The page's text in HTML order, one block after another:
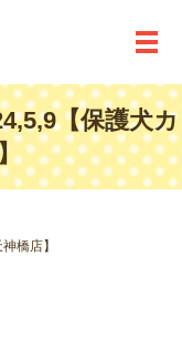
メ
【保護犬カ
橋店】